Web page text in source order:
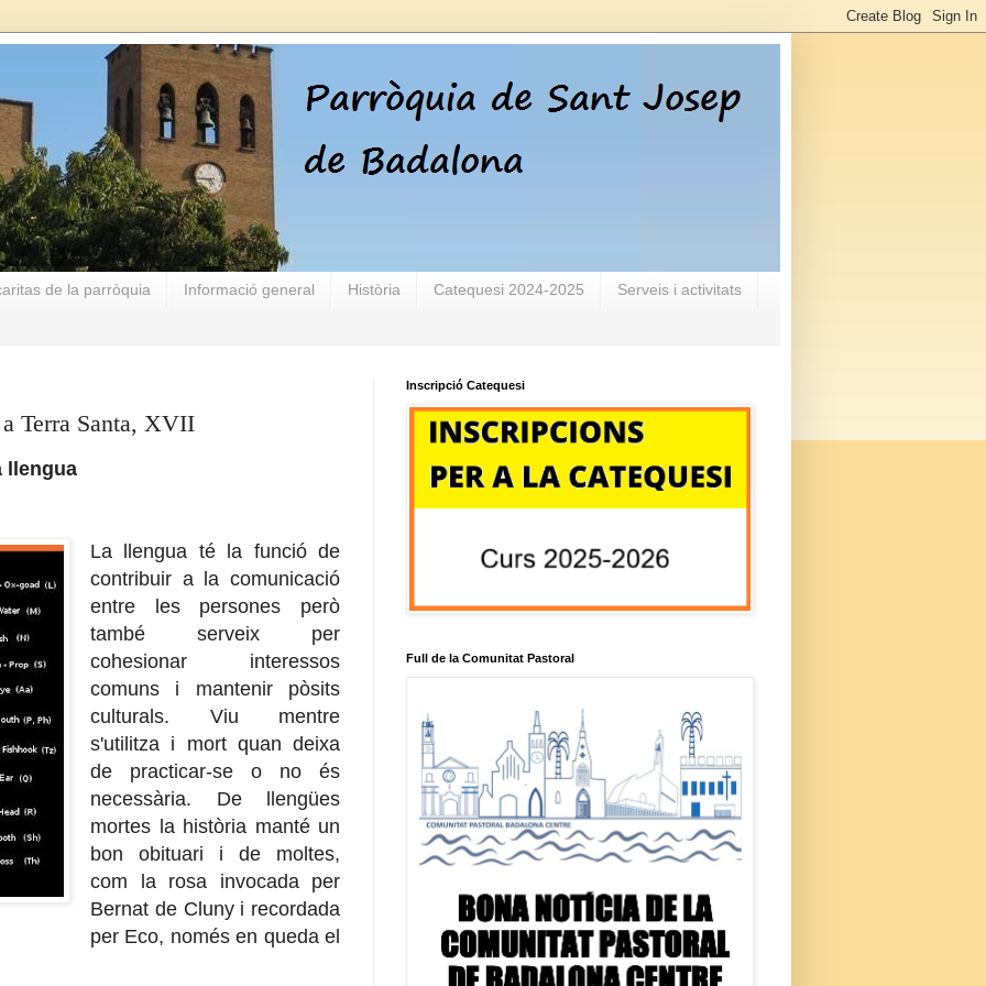
de la parròquia Informació general Història Catequesi 2024-2025 Serveis i activitats
Terra Santa, XVII
llengua
La llengua té la funció de
contribuir a la comunicació
entre les persones però
també serveix per
cohesionar interessos
comuns i mantenir pòsits
culturals. Viu mentre
s'utilitza i mort quan deixa
de practicar-se o no és
necessària. De llengües
mortes la història manté un
bon obituari i de moltes,
com la rosa invocada per
Bernat de Cluny i recordada
per Eco, només en queda el
Inscripció Catequesi
Full de la Comunitat Pastoral